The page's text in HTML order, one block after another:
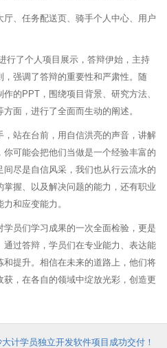
、任务配送页、骑手个人中心、用户
行了个人项目展示，答辩伊始，主持
，强调了答辩的重要性和严肃性。随
的PPT，围绕项目背景、研究方法、
面，进行了全面而生动的阐述。
，站在台前，用自信洪亮的声音，讲解
可能会把他们当做是一个经验丰富的
尽是自信风采，我们也从行云流水的
握、以及解决问题的能力，还有职业
和应变能力。
员们学习成果的一次全面检验，更是
过答辩，学员们在专业能力、表达能
提升。相信在未来的道路上，他们将
，在各自的领域中绽放光彩，创造更
计学员独立开发软件项目成功交付！